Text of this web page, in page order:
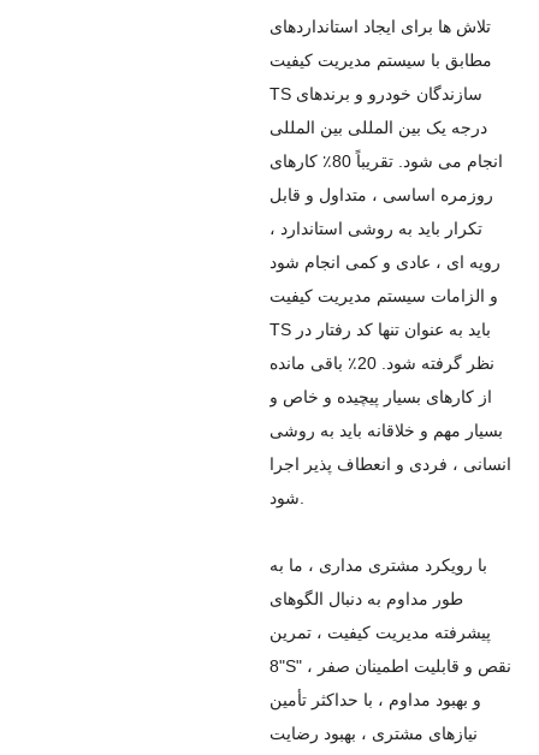
تلاش ها برای ایجاد استانداردهای
مطابق با سیستم مدیریت کیفیت
TS سازندگان خودرو و برندهای
درجه یک بین المللی بین المللی
انجام می شود. تقریباً 80٪ کارهای
روزمره اساسی ، متداول و قابل
تکرار باید به روشی استاندارد ،
رویه ای ، عادی و کمی انجام شود
و الزامات سیستم مدیریت کیفیت
TS باید به عنوان تنها کد رفتار در
نظر گرفته شود. 20٪ باقی مانده
از کارهای بسیار پیچیده و خاص و
بسیار مهم و خلاقانه باید به روشی
انسانی ، فردی و انعطاف پذیر اجرا
با رویکرد مشتری مداری ، ما به
طور مداوم به دنبال الگوهای
پیشرفته مدیریت کیفیت ، تمرین
"8S" ، نقص و قابلیت اطمینان صفر
و بهبود مداوم ، با حداکثر تأمین
نیازهای مشتری ، بهبود رضایت